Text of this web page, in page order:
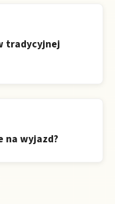
tradycyjnej
na wyjazd?